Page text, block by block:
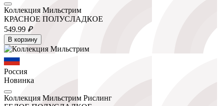
Коллекция Мильстрим
КРАСНОЕ ПОЛУСЛАДКОЕ
549.99 ₽
В корзину
Россия
Новинка
Коллекция Мильстрим Рислинг